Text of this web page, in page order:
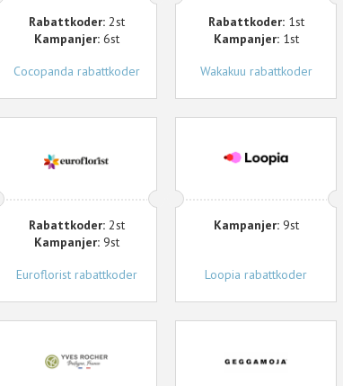
Rabattkoder:2st
Kampanjer:6st
Cocopanda rabattkoder
Rabattkoder:1st
Kampanjer:1st
Wakakuu rabattkoder
Rabattkoder:2st
Kampanjer:9st
Euroflorist rabattkoder
Kampanjer:9st
Loopia rabattkoder
Rocher